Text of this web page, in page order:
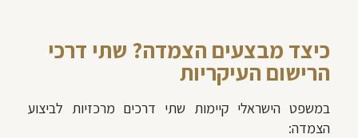
כיצד מבצעים הצמדה? שתי דרכי
הרישום העיקריות
במשפט הישראלי קיימות שתי דרכים מרכזיות לביצוע
הצמדה: